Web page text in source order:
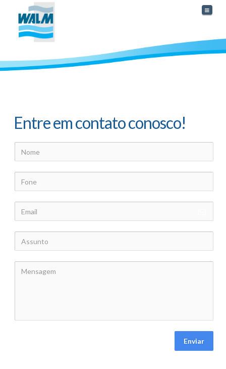
Entre em contato conosco!
Enviar